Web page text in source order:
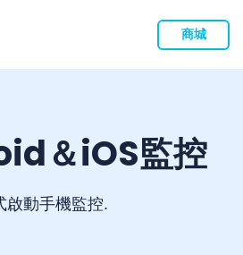
商城
＆iOS監控
啟動手機監控.